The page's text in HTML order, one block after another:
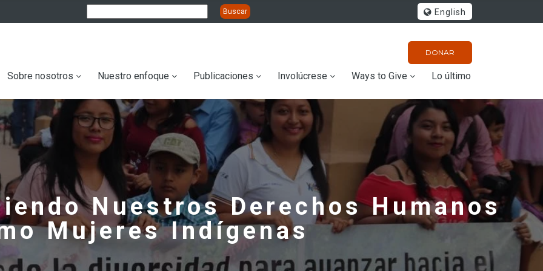
English
DONAR
Sobre nosotros Nuestro enfoque Publicaciones Involúcrese Ways to Give Lo último
Nuestros Derechos Humanos
Mujeres Indígenas